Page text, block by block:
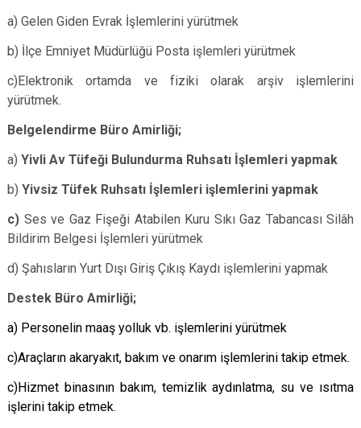
a) Gelen Giden Evrak İşlemlerini yürütmek
b) İlçe Emniyet Müdürlüğü Posta işlemleri yürütmek
c)Elektronik ortamda ve fiziki olarak arşiv işlemlerini
yürütmek.
Belgelendirme Büro Amirliği;
a) Yivli Av Tüfeği Bulundurma Ruhsatı İşlemleri yapmak
b) Yivsiz Tüfek Ruhsatı İşlemleri işlemlerini yapmak
c) Ses ve Gaz Fişeği Atabilen Kuru Sıkı Gaz Tabancası Silâh
Bildirim Belgesi İşlemleri yürütmek
d) Şahısların Yurt Dışı Giriş Çıkış Kaydı işlemlerini yapmak
Destek Büro Amirliği;
a) Personelin maaş yolluk vb. işlemlerini yürütmek
c)Araçların akaryakıt, bakım ve onarım işlemlerini takip etmek.
c)Hizmet binasının bakım, temizlik aydınlatma, su ve ısıtma
işlerini takip etmek.